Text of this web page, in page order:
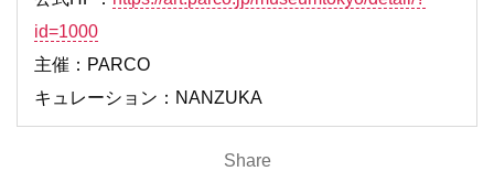
id=1000
主催：PARCO
キュレーション：NANZUKA
Share